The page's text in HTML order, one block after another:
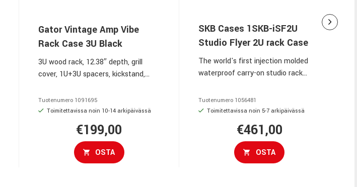
Gator Vintage Amp Vibe
Rack Case 3U Black
3U wood rack, 12.38″ depth, grill
cover, 1U+3U spacers, kickstand,
rubber feet, rack screws, weight:
6.53 kg
Tuotenumero 1091695
Toimitettavissa noin 10-14 arkipäivässä
€199,00
OSTA
SKB Cases 1SKB-iSF2U
Studio Flyer 2U rack Case
The world's first injection molded
waterproof carry-on studio rack
is a powerhouse of innovative
features packed into a compact,
Tuotenumero 1056481
Toimitettavissa noin 5-7 arkipäivässä
€461,00
OSTA